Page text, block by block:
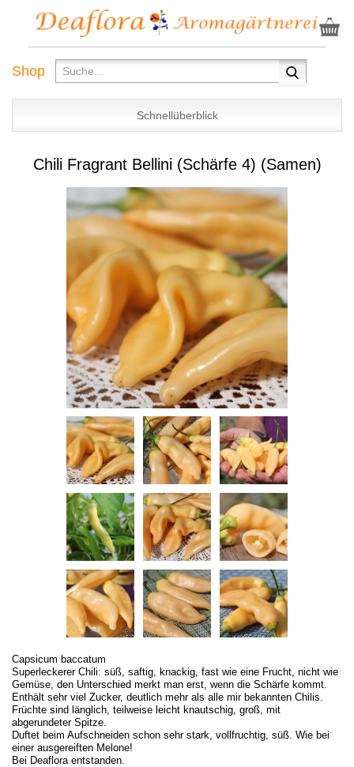
Shop
Schnellüberblick
Chili Fragrant Bellini (Schärfe 4) (Samen)
Capsicum baccatum
Superleckerer Chili: süß, saftig, knackig, fast wie eine Frucht, nicht wie
Gemüse, den Unterschied merkt man erst, wenn die Schärfe kommt.
Enthält sehr viel Zucker, deutlich mehr als alle mir bekannten Chilis.
Früchte sind länglich, teilweise leicht knautschig, groß, mit
abgerundeter Spitze.
Duftet beim Aufschneiden schon sehr stark, vollfruchtig, süß. Wie bei
einer ausgereiften Melone!
Bei Deaflora entstanden.